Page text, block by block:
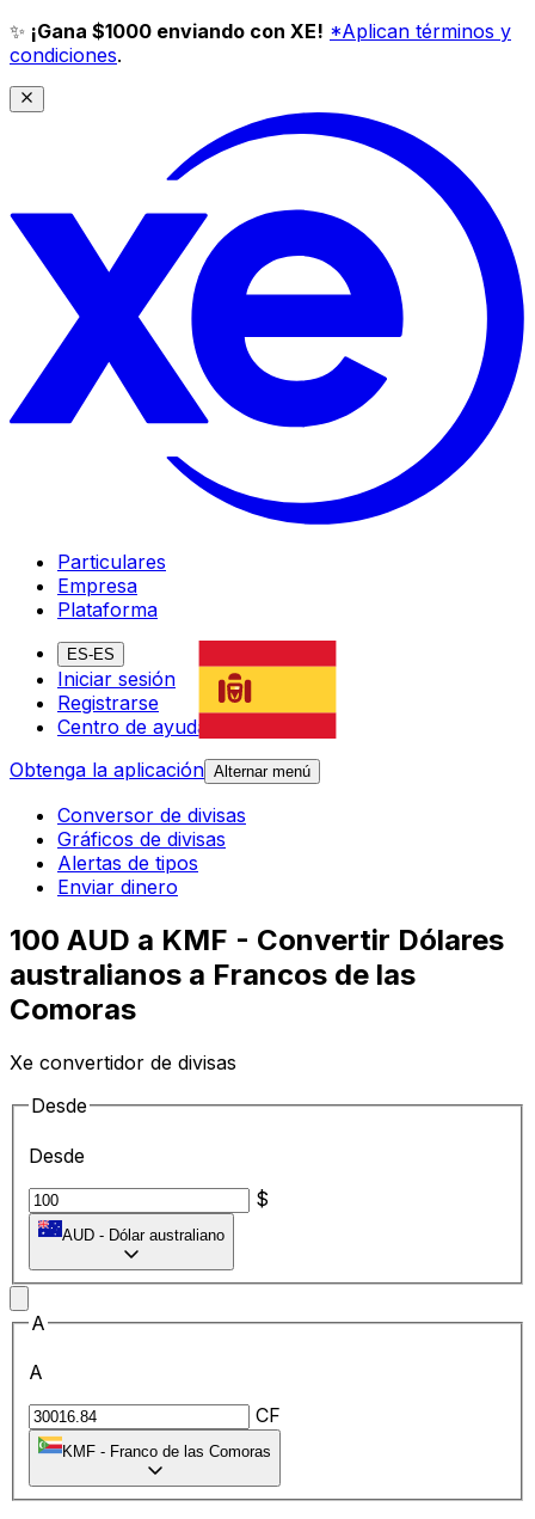
✨ ¡Gana $1000 enviando con XE! *Aplican términos y
condiciones.
Particulares
Empresa
Plataforma
ES-ES
Iniciar sesión
Registrarse
Centro de ayuda
Obtenga la aplicación Alternar menú
Conversor de divisas
Gráficos de divisas
Alertas de tipos
Enviar dinero
100 AUD a KMF - Convertir Dólares
australianos a Francos de las
Comoras
Xe convertidor de divisas
Desde
Desde
$
AUD - Dólar australiano
A
A
CF
KMF - Franco de las Comoras